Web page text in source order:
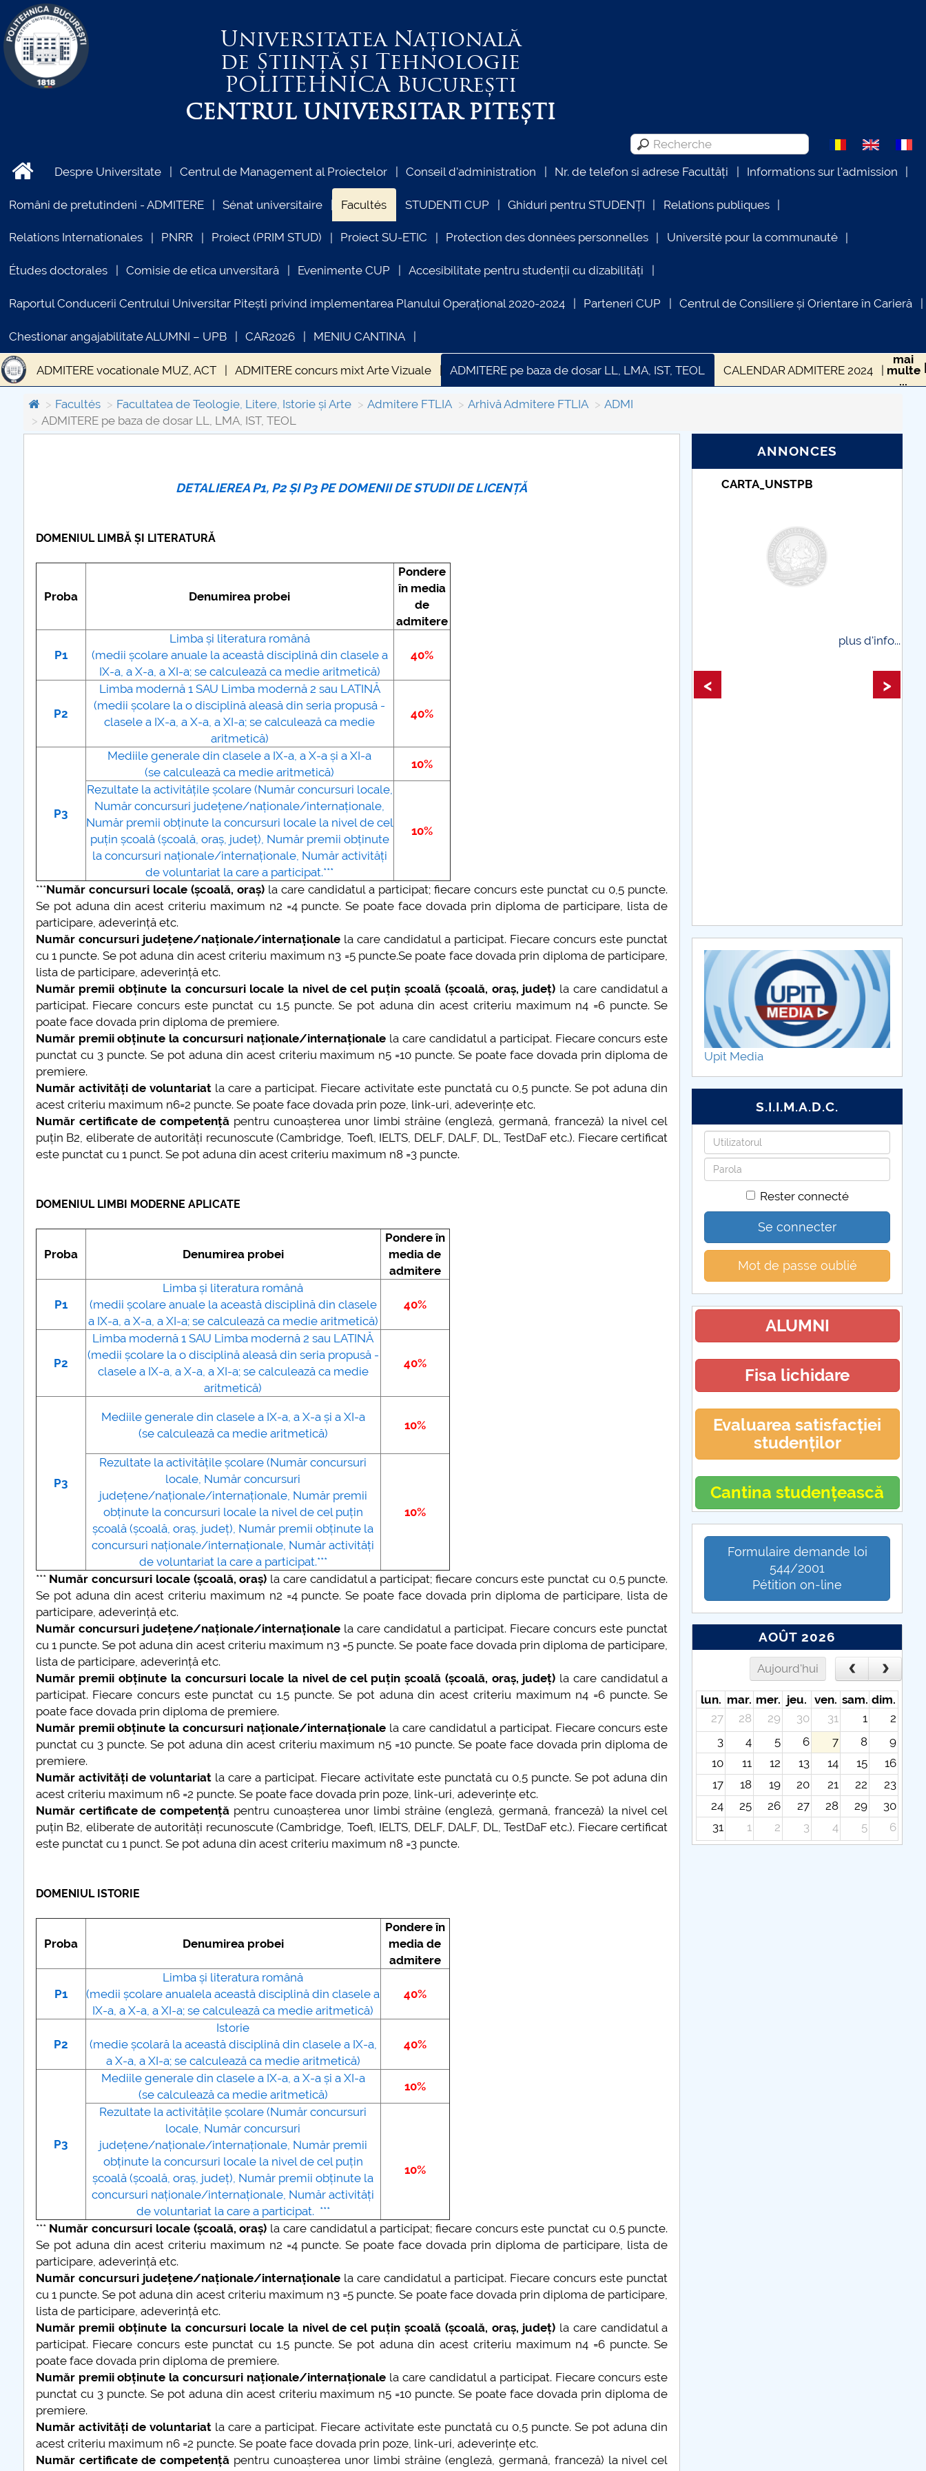
Universitatea Națională
de Știință și Tehnologie
POLITEHNICABucurești
CENTRUL UNIVERSITAR PITEȘTI
Despre Universitate Centrul de Management al Proiectelor Conseil d'administration Nr. de telefon si adrese Facultăți Informations sur l'admission
Români de pretutindeni - ADMITERE Sénat universitaire Facultés STUDENTI CUP Ghiduri pentru STUDENȚI Relations publiques
Relations Internationales PNRR Proiect (PRIM STUD) Proiect SU-ETIC Protection des données personnelles Université pour la communauté
Études doctorales Comisie de etica unversitară Evenimente CUP Accesibilitate pentru studenții cu dizabilități
Raportul Conducerii Centrului Universitar Pitești privind implementarea Planului Operațional 2020-2024 Parteneri CUP Centrul de Consiliere și Orientare în Carieră
Chestionar angajabilitate ALUMNI – UPB CAR2026 MENIU CANTINA
ADMITERE vocationale MUZ, ACT ADMITERE concurs mixt Arte Vizuale ADMITERE pe baza de dosar LL, LMA, IST, TEOL CALENDAR ADMITERE 2024
ADMITERE LICENȚĂ SESIUNEA II Admitere masterat SESIUNI ADMITERE Admitere faza II LOCURI SUBVENȚIONATE
Sesiunea I Admitere - Faze Taxe
mai
multe
...
Facultés
Facultatea de Teologie, Litere, Istorie și Arte Admitere FTLIA Arhivă Admitere FTLIA
ADMI
ADMITERE pe baza de dosar LL, LMA, IST, TEOL
DETALIEREA P1, P2 ȘI P3 PE DOMENII DE STUDII DE LICENȚĂ
DOMENIUL LIMBĂ ȘI LITERATURĂ
Proba Denumirea probei
Pondere
în media
de
admitere
P1
Limba și literatura română
(medii școlare anuale la această disciplină din clasele a
IX-a, a X-a, a XI-a; se calculează ca medie aritmetică)
40%
P2
Limba modernă 1 SAU Limba modernă 2 sau LATINĂ
(medii școlare la o disciplină aleasă din seria propusă -
clasele a IX-a, a X-a, a XI-a; se calculează ca medie
aritmetică)
40%
P3
Mediile generale din clasele a IX-a, a X-a și a XI-a
(se calculează ca medie aritmetică)
10%
Rezultate la activitățile școlare (Număr concursuri locale,
Număr concursuri județene/naționale/internaționale,
Număr premii obținute la concursuri locale la nivel de cel
puțin școală (școală, oraș, județ), Număr premii obținute
la concursuri naționale/internaționale, Număr activități
de voluntariat la care a participat.***
10%
***Număr concursuri locale (școală, oraș)la care candidatul a participat; fiecare concurs este punctat cu 0,5 puncte.
Se pot aduna din acest criteriu maximum n2 =4 puncte. Se poate face dovada prin diploma de participare, lista de
participare, adeverință etc.
Număr concursuri județene/naționale/internaționalela care candidatul a participat. Fiecare concurs este punctat
cu 1 puncte. Se pot aduna din acest criteriu maximum n3 =5 puncte.Se poate face dovada prin diploma de participare,
lista de participare, adeverință etc.
Număr premii obținute la concursuri locale la nivel de cel puțin școală (școală, oraș, județ) la care candidatul a
participat. Fiecare concurs este punctat cu 1.5 puncte. Se pot aduna din acest criteriu maximum n4 =6 puncte. Se
poate face dovada prin diploma de premiere.
Număr premii obținute la concursuri naționale/internaționale la care candidatul a participat. Fiecare concurs este
punctat cu 3 puncte. Se pot aduna din acest criteriu maximum n5 =10 puncte. Se poate face dovada prin diploma de
premiere.
Număr activități de voluntariatla care a participat. Fiecare activitate este punctată cu 0,5 puncte. Se pot aduna din
acest criteriu maximum n6=2 puncte. Se poate face dovada prin poze, link-uri, adeverințe etc.
Număr certificate de competență pentru cunoașterea unor limbi străine (engleză, germană, franceză) la nivel cel
puțin B2, eliberate de autorități recunoscute (Cambridge, Toefl, IELTS, DELF, DALF, DL, TestDaF etc.). Fiecare certificat
este punctat cu 1 punct. Se pot aduna din acest criteriu maximum n8 =3 puncte.
DOMENIUL LIMBI MODERNE APLICATE
Proba Denumirea probei
Pondere în
media de
admitere
P1
Limba și literatura română
(medii școlare anuale la această disciplină din clasele
a IX-a, a X-a, a XI-a; se calculează ca medie aritmetică)
40%
P2
Limba modernă 1 SAU Limba modernă 2 sau LATINĂ
(medii școlare la o disciplină aleasă din seria propusă -
clasele a IX-a, a X-a, a XI-a; se calculează ca medie
aritmetică)
40%
P3
Mediile generale din clasele a IX-a, a X-a și a XI-a
(se calculează ca medie aritmetică)
10%
Rezultate la activitățile școlare (Număr concursuri
locale, Număr concursuri
județene/naționale/internaționale, Număr premii
obținute la concursuri locale la nivel de cel puțin
școală (școală, oraș, județ), Număr premii obținute la
concursuri naționale/internaționale, Număr activități
de voluntariat la care a participat.***
10%
*** Număr concursuri locale (școală, oraș) la care candidatul a participat; fiecare concurs este punctat cu 0,5 puncte.
Se pot aduna din acest criteriu maximum n2 =4 puncte. Se poate face dovada prin diploma de participare, lista de
participare, adeverință etc.
Număr concursuri județene/naționale/internaționalela care candidatul a participat. Fiecare concurs este punctat
cu 1 puncte. Se pot aduna din acest criteriu maximum n3 =5 puncte. Se poate face dovada prin diploma de participare,
lista de participare, adeverință etc.
Număr premii obținute la concursuri locale la nivel de cel puțin școală (școală, oraș, județ) la care candidatul a
participat. Fiecare concurs este punctat cu 1.5 puncte. Se pot aduna din acest criteriu maximum n4 =6 puncte. Se
poate face dovada prin diploma de premiere.
Număr premii obținute la concursuri naționale/internaționale la care candidatul a participat. Fiecare concurs este
punctat cu 3 puncte. Se pot aduna din acest criteriu maximum n5 =10 puncte. Se poate face dovada prin diploma de
premiere.
Număr activități de voluntariatla care a participat. Fiecare activitate este punctată cu 0,5 puncte. Se pot aduna din
acest criteriu maximum n6 =2 puncte. Se poate face dovada prin poze, link-uri, adeverințe etc.
Număr certificate de competență pentru cunoașterea unor limbi străine (engleză, germană, franceză) la nivel cel
puțin B2, eliberate de autorități recunoscute (Cambridge, Toefl, IELTS, DELF, DALF, DL, TestDaF etc.). Fiecare certificat
este punctat cu 1 punct. Se pot aduna din acest criteriu maximum n8 =3 puncte.
DOMENIUL ISTORIE
Proba Denumirea probei
Pondere în
media de
admitere
P1
Limba și literatura română
(medii școlare anualela această disciplină din clasele a
IX-a, a X-a, a XI-a; se calculează ca medie aritmetică)
40%
P2
Istorie
(medie școlară la această disciplină din clasele a IX-a,
a X-a, a XI-a; se calculează ca medie aritmetică)
40%
P3
Mediile generale din clasele a IX-a, a X-a și a XI-a
(se calculează ca medie aritmetică)
10%
Rezultate la activitățile școlare (Număr concursuri
locale, Număr concursuri
județene/naționale/internaționale, Număr premii
obținute la concursuri locale la nivel de cel puțin
școală (școală, oraș, județ), Număr premii obținute la
concursuri naționale/internaționale, Număr activități
de voluntariat la care a participat. ***
10%
*** Număr concursuri locale (școală, oraș) la care candidatul a participat; fiecare concurs este punctat cu 0,5 puncte.
Se pot aduna din acest criteriu maximum n2 =4 puncte. Se poate face dovada prin diploma de participare, lista de
participare, adeverință etc.
Număr concursuri județene/naționale/internaționalela care candidatul a participat. Fiecare concurs este punctat
cu 1 puncte. Se pot aduna din acest criteriu maximum n3 =5 puncte. Se poate face dovada prin diploma de participare,
lista de participare, adeverință etc.
Număr premii obținute la concursuri locale la nivel de cel puțin școală (școală, oraș, județ) la care candidatul a
participat. Fiecare concurs este punctat cu 1.5 puncte. Se pot aduna din acest criteriu maximum n4 =6 puncte. Se
poate face dovada prin diploma de premiere.
Număr premii obținute la concursuri naționale/internaționale la care candidatul a participat. Fiecare concurs este
punctat cu 3 puncte. Se pot aduna din acest criteriu maximum n5 =10 puncte. Se poate face dovada prin diploma de
premiere.
Număr activități de voluntariatla care a participat. Fiecare activitate este punctată cu 0,5 puncte. Se pot aduna din
acest criteriu maximum n6 =2 puncte. Se poate face dovada prin poze, link-uri, adeverințe etc.
Număr certificate de competență pentru cunoașterea unor limbi străine (engleză, germană, franceză) la nivel cel
ANNONCES
COMUNICAT DE PRESA
plus d'info...
INFORMATII ACTE STUDII CARTA_UNSTPB
Taxe de școlarizare
plus d'info...
< >
Upit Media
S.I.I.M.A.D.C.
Identifiant
Mot
de
Rester connecté
Se connecter
Mot de passe oublié
ALUMNI
Fisa lichidare
Evaluarea satisfacției
studenților
Cantina studențească
Formulaire demande loi
544/2001
Pétition on-line
AOÛT 2026
Aujourd'hui
lun. mar. mer. jeu. ven. sam. dim.
27
28 29 30 31 1
2
3
4 5 6 7 8
9
10
11 12 13 14 15
16
17
18 19 20 21 22
23
24
25 26 27 28 29
30
31
1 2 3 4 5 6